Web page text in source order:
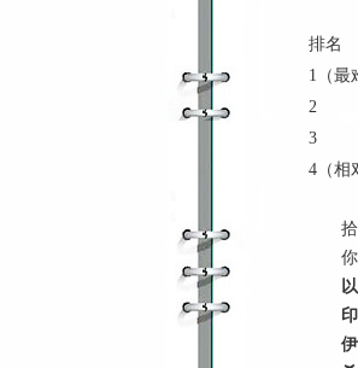
排名
1 （
2
3
4 （